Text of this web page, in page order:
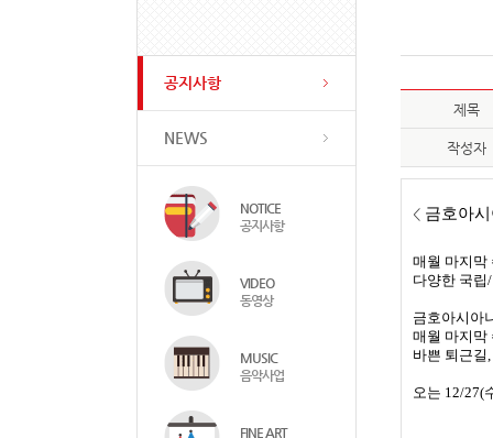
공지사항
NEWS
NOTICE
공지사항
VIDEO
동영상
MUSIC
음악사업
FINE ART
제목
작성자
< 금호아
매월 마지막
다양한 국립
금호아시아
매월 마지막
바쁜 퇴근길
오는 12/27(